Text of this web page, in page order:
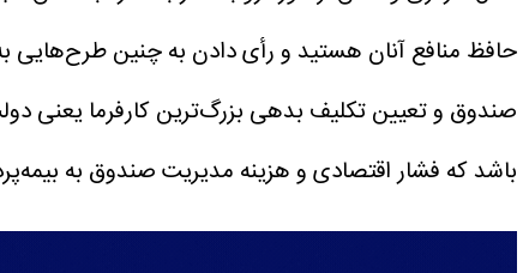
صندوق و تعیین تکلیف بدهی بزرگ‌ترین کارفرما یعنی
باشد که فشار اقتصادی و هزینه مدیریت صندوق به